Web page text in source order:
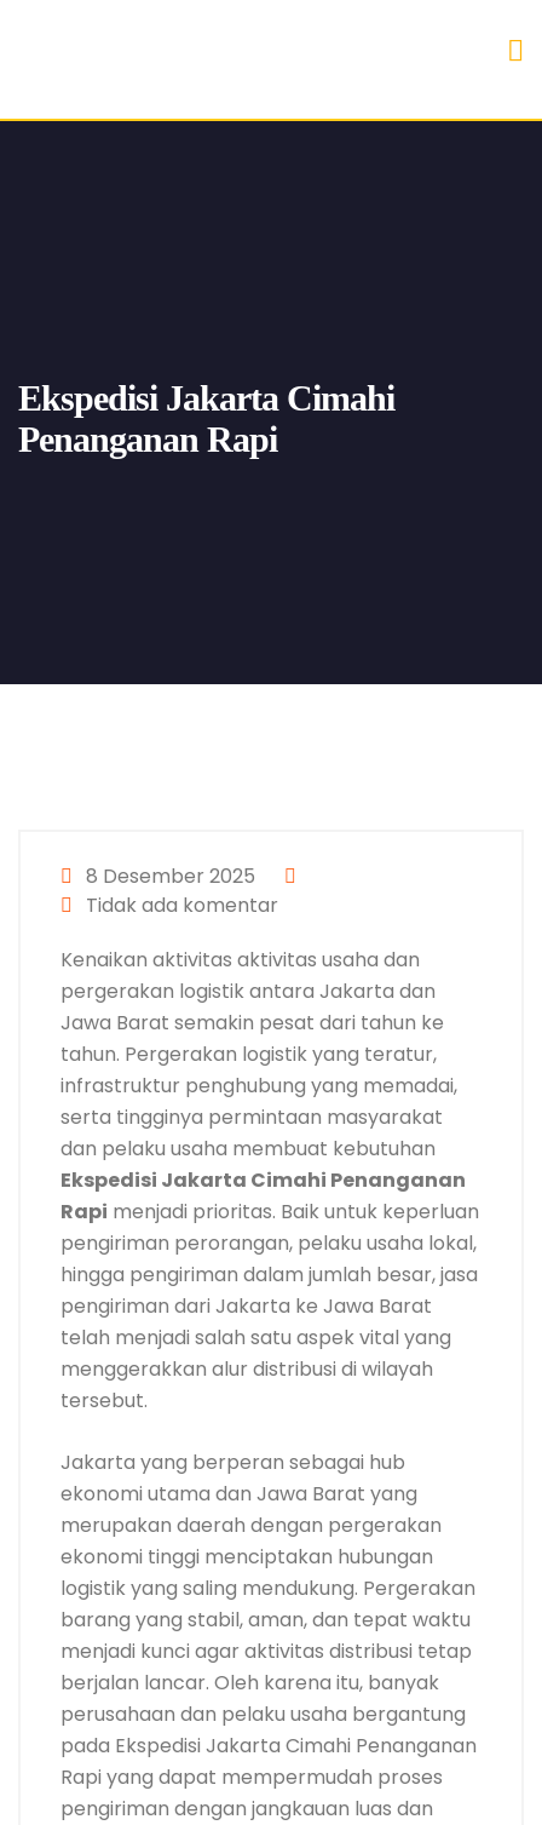
Ekspedisi Jakarta Cimahi
Penanganan Rapi
8 Desember 2025
Tidak ada komentar
Kenaikan aktivitas aktivitas usaha dan
pergerakan logistik antara Jakarta dan
Jawa Barat semakin pesat dari tahun ke
tahun. Pergerakan logistik yang teratur,
infrastruktur penghubung yang memadai,
serta tingginya permintaan masyarakat
dan pelaku usaha membuat kebutuhan
Ekspedisi Jakarta Cimahi Penanganan
Rapi menjadi prioritas. Baik untuk keperluan
pengiriman perorangan, pelaku usaha lokal,
hingga pengiriman dalam jumlah besar, jasa
pengiriman dari Jakarta ke Jawa Barat
telah menjadi salah satu aspek vital yang
menggerakkan alur distribusi di wilayah
tersebut.
Jakarta yang berperan sebagai hub
ekonomi utama dan Jawa Barat yang
merupakan daerah dengan pergerakan
ekonomi tinggi menciptakan hubungan
logistik yang saling mendukung. Pergerakan
barang yang stabil, aman, dan tepat waktu
menjadi kunci agar aktivitas distribusi tetap
berjalan lancar. Oleh karena itu, banyak
perusahaan dan pelaku usaha bergantung
pada Ekspedisi Jakarta Cimahi Penanganan
Rapi yang dapat mempermudah proses
pengiriman dengan jangkauan luas dan